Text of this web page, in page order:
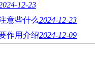
12-23
意些什么2024-12-23
作用介绍2024-12-09